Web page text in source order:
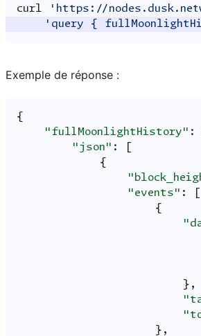
curl
'https://
'query {
Exemple de réponse :
{
"fullMoonlightHistory" :
"json" :
{
"events" :
{
},
},